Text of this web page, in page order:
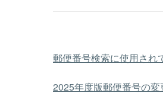
郵便番号検索に使用され
2025年度版郵便番号の変